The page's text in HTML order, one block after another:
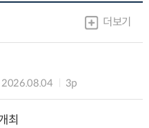
더보기
2026.08.04 3p
최